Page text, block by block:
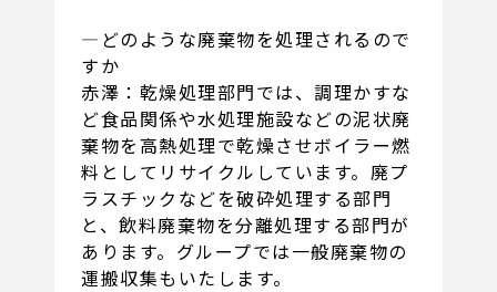
―どのような廃棄物を処理されるので
すか
赤澤：乾燥処理部門では、調理かすな
ど食品関係や水処理施設などの泥状廃
棄物を高熱処理で乾燥させボイラー燃
料としてリサイクルしています。廃プ
ラスチックなどを破砕処理する部門
と、飲料廃棄物を分離処理する部門が
あります。グループでは一般廃棄物の
運搬収集もいたします。